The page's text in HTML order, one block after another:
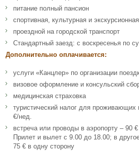
питание полный пансион
спортивная, культурная и
проездной на городской транспорт
Стандартный заезд: с воскресенья по
Дополнительно оплачивается:
услуги «Канцлер» по организации
визовое оформление и консульский
медицинская страховка
туристический налог для проживающих
€/нед.
встреча или проводы в аэропорту – 90 €
Прилет и вылет с 9.00 до 18.00; в
75 € в одну сторону